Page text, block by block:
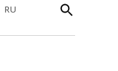
RU
Open
Search